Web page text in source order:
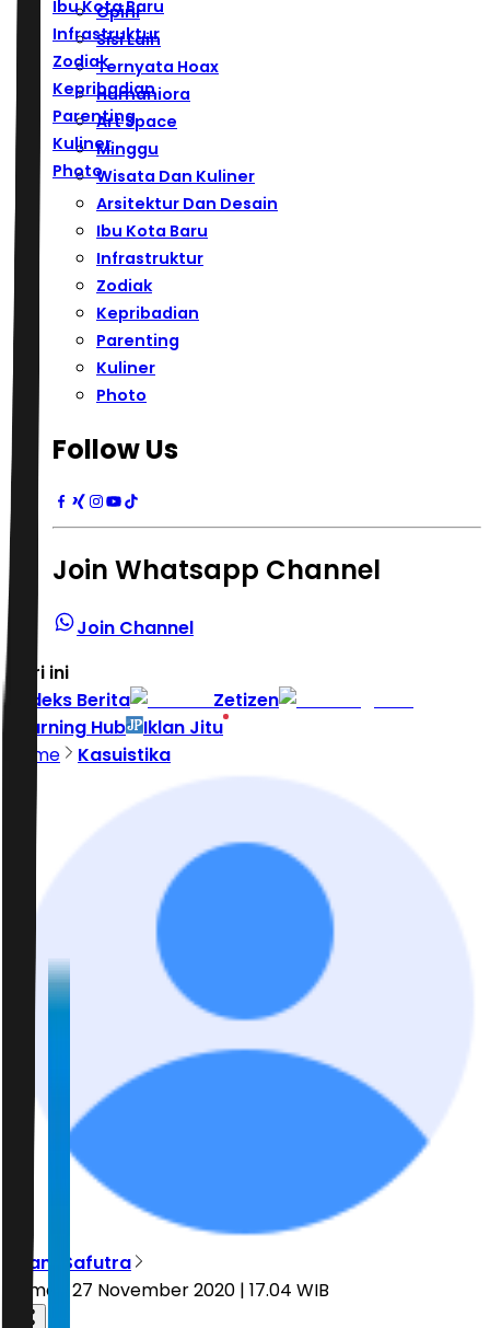
Ibu Kota Baru
Infrastruktur
Zodiak
Kepribadian
Parenting
Kuliner
Photo
Opini
Sisi Lain
Ternyata Hoax
Humaniora
Art Space
Minggu
Wisata Dan Kuliner
Arsitektur Dan Desain
Ibu Kota Baru
Infrastruktur
Zodiak
Kepribadian
Parenting
Kuliner
Photo
Follow Us
Join Whatsapp Channel
Join Channel
Hari ini
Indeks Berita
Zetizen
Learning Hub
Iklan Jitu
Home
Kasuistika
Ilham Safutra
Jumat, 27 November 2020 | 17.04 WIB